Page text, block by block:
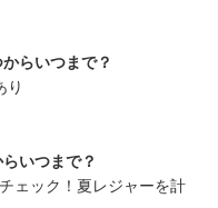
らいつまで？
り
いつまで？
ェック！夏レジャーを計